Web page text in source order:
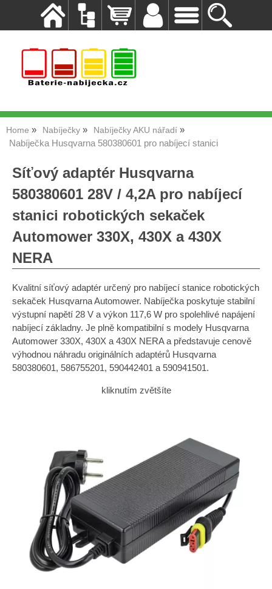
Home Nabíječky Nabíječky AKU nářadí
Nabíječka Husqvarna 580380601 pro nabíjecí stanici
Síťový adaptér Husqvarna
580380601 28V / 4,2A pro nabíjecí
stanici robotických sekaček
Automower 330X, 430X a 430X
NERA
Kvalitní síťový adaptér určený pro nabíjecí stanice robotických
sekaček Husqvarna Automower. Nabíječka poskytuje stabilní
výstupní napětí 28 V a výkon 117,6 W pro spolehlivé napájení
nabíjecí základny. Je plně kompatibilní s modely Husqvarna
Automower 330X, 430X a 430X NERA a představuje cenově
výhodnou náhradu originálních adaptérů Husqvarna
580380601, 586755201, 590442401 a 590941501.
kliknutím zvětšíte